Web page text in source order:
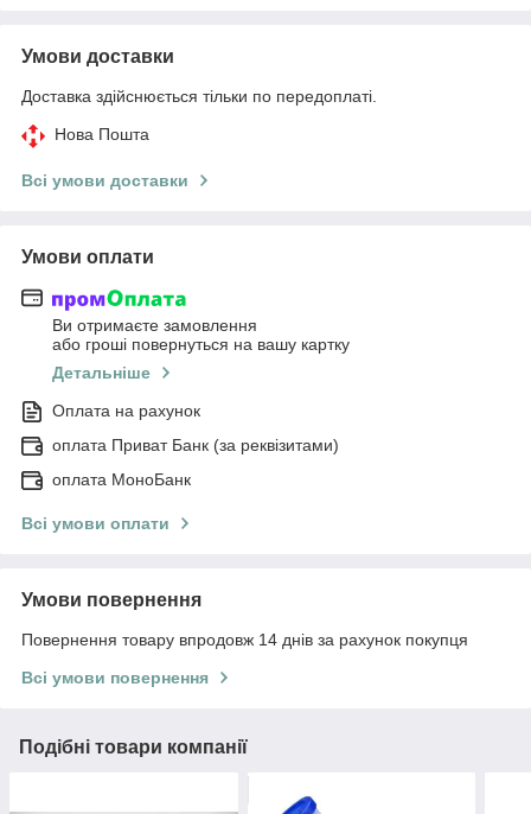
Умови доставки
Доставка здійснюється тільки по передоплаті.
Нова Пошта
Всі умови доставки
Умови оплати
Ви отримаєте замовлення
або гроші повернуться на вашу картку
Детальніше
Оплата на рахунок
оплата Приват Банк (за реквізитами)
оплата МоноБанк
Всі умови оплати
Умови повернення
Повернення товару впродовж 14 днів за рахунок покупця
Всі умови повернення
Подібні товари компанії